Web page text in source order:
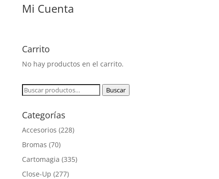
Mi Cuenta
Carrito
No hay productos en el carrito.
Buscar
Buscar
Categorías
Accesorios (228)
Bromas (70)
Cartomagia (335)
Close-Up (277)